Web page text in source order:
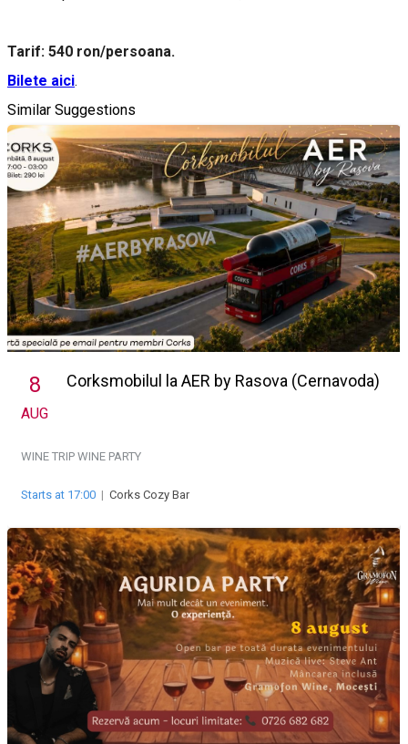
Tarif: 540 ron/persoana.
Bilete aici.
Similar Suggestions
8
AUG
Corksmobilul la AER by Rasova (Cernavoda)
WINE TRIP WINE PARTY
Starts at 17:00 | Corks Cozy Bar